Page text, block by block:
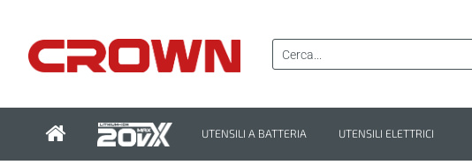
UTENSILI A BATTERIA UTENSILI ELETTRICI